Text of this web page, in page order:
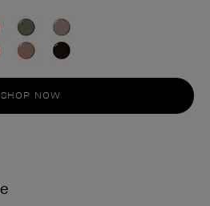
SHOP NOW